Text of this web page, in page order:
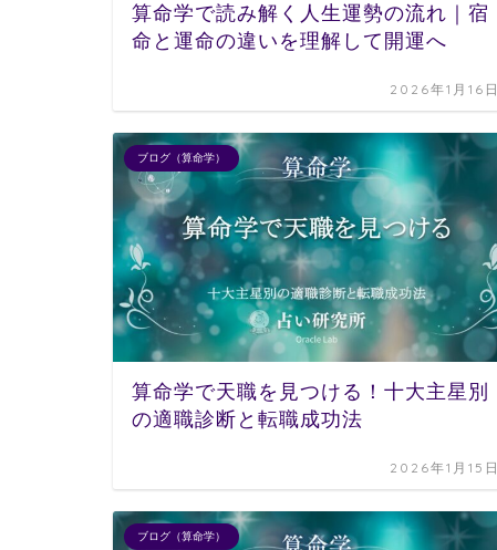
算命学で読み解く人生運勢の流れ｜宿
命と運命の違いを理解して開運へ
2026年1月16日
ブログ（算命学）
算命学で天職を見つける！十大主星別
の適職診断と転職成功法
2026年1月15日
ブログ（算命学）